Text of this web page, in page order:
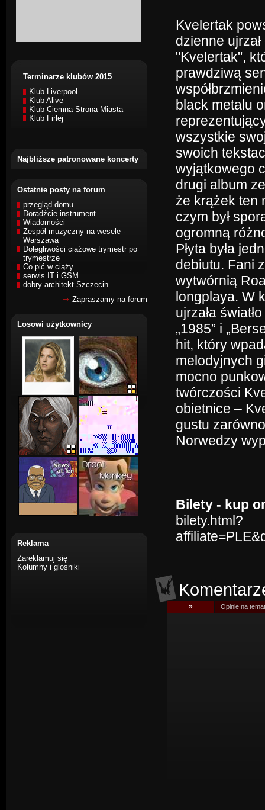
Terminarze klubów 2015
Klub Liverpool
Klub Alive
Klub Ciemna Strona Miasta
Klub Firlej
Najbliższe patronowane koncerty
Ostatnie posty na forum
przegląd domu
Doradźcie instrument
Wiadomości
Zespół muzyczny na wesele -
Warszawa
Dolegliwości ciążowe trymestr po
trymestrze
Co pić w ciąży
serwis IT i GSM
dobry architekt Szczecin
Zapraszamy na forum
Losowi użytkownicy
Reklama
Zareklamuj się
Kolumny i glosniki
Kvelertak
dzienne
"Kvelertak",
prawdziwą
black metalu
wszystkie
swoich
wyjątkowego
drugi album
że krążek ten
czym był
ogromną
Płyta była
debiutu. Fani
wytwórnią
longplaya. W
ujrzała
„1985” i
hit, który
melodyjnych
mocno
twórczości
obietnice –
gustu
Norwedzy
Bilety - kup
bilety.html?
» Opinie na